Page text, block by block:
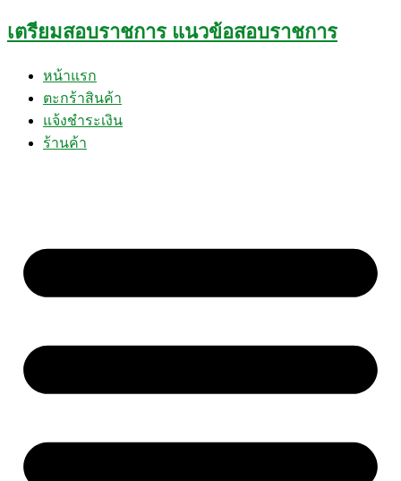
Skip
to
เตรียมสอบราชการ แนวข้อสอบราชการ
หน้าแรก
ตะกร้าสินค้า
แจ้งชำระเงิน
ร้านค้า